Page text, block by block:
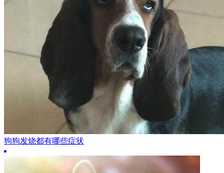
狗狗发烧都有哪些症状